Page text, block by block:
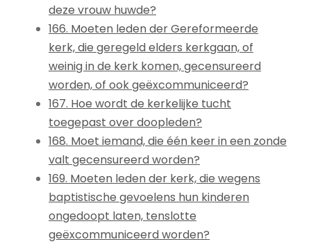
deze vrouw huwde?
166. Moeten leden der Gereformeerde
kerk, die geregeld elders kerkgaan, of
weinig in de kerk komen, gecensureerd
worden, of ook geëxcommuniceerd?
167. Hoe wordt de kerkelijke tucht
toegepast over doopleden?
168. Moet iemand, die één keer in een zonde
valt gecensureerd worden?
169. Moeten leden der kerk, die wegens
baptistische gevoelens hun kinderen
ongedoopt laten, tenslotte
geëxcommuniceerd worden?